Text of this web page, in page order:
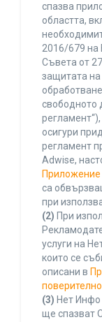
спазва
областта,
2016/679 на
Съвета от
защитата
свободното
осигури
регламент
Adwise,
Приложение
са
при
(2) При
услуги на
които се
описани в
(3) Нет Инфо
ще спазват